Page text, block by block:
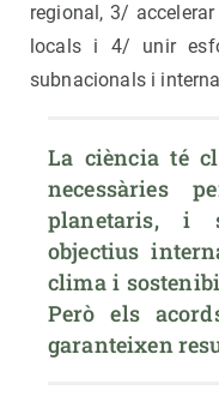
regional, 3/
locals i 4/ unir
subnacionals i
La ciència té
necessàries
planetaris, i
objectius
clima i
Però els
garanteixen